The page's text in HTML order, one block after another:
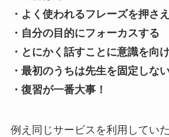
・よく使われるフレーズを押さ
・自分の目的にフォーカスする
・とにかく話すことに意識を向
・最初のうちは先生を固定しな
・復習が一番大事！
例え同じサービスを利用してい